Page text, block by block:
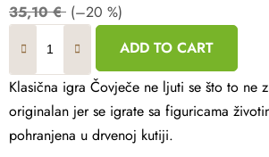
35,10 € (–20 %)
ADD TO CART
Klasična igra Čovječe ne ljuti se što to ne
originalan jer se igrate sa figuricama
pohranjena u drvenoj kutiji.